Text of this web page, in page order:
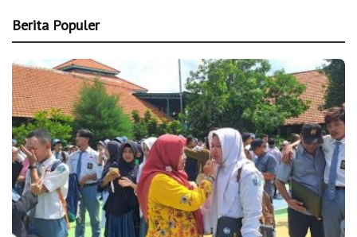
Berita Populer